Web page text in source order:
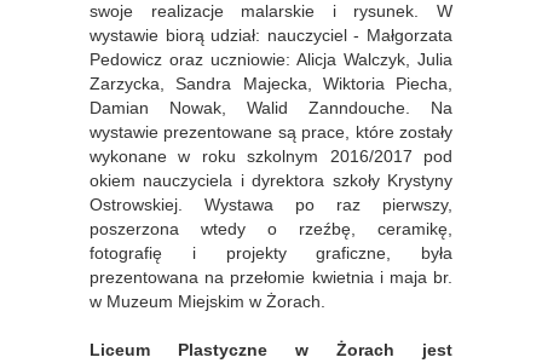
swoje realizacje malarskie i rysunek. W
wystawie biorą udział: nauczyciel - Małgorzata
Pedowicz oraz uczniowie: Alicja Walczyk, Julia
Zarzycka, Sandra Majecka, Wiktoria Piecha,
Damian Nowak, Walid Zanndouche. Na
wystawie prezentowane są prace, które zostały
wykonane w roku szkolnym 2016/2017 pod
okiem nauczyciela i dyrektora szkoły Krystyny
Ostrowskiej. Wystawa po raz pierwszy,
poszerzona wtedy o rzeźbę, ceramikę,
fotografię i projekty graficzne, była
prezentowana na przełomie kwietnia i maja br.
w Muzeum Miejskim w Żorach.
Liceum Plastyczne w Żorach jest